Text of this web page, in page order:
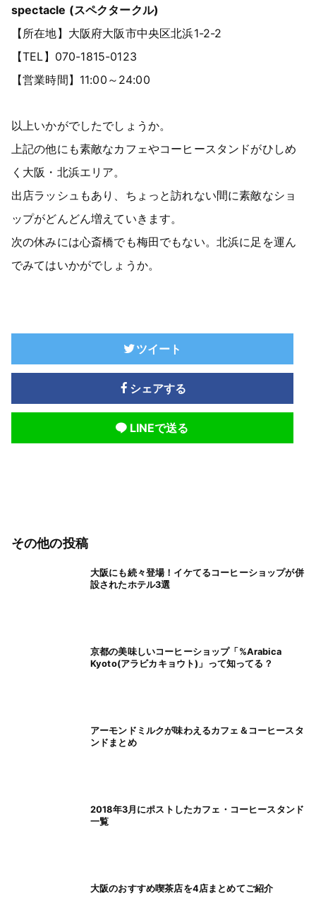
spectacle (スペクタークル)
【所在地】大阪府大阪市中央区北浜1-2-2
【TEL】070-1815-0123
【営業時間】11:00～24:00
以上いかがでしたでしょうか。
上記の他にも素敵なカフェやコーヒースタンドがひしめ
く大阪・北浜エリア。
出店ラッシュもあり、ちょっと訪れない間に素敵なショ
ップがどんどん増えていきます。
次の休みには心斎橋でも梅田でもない。北浜に足を運ん
でみてはいかがでしょうか。
ツイート
シェアする
LINEで送る
その他の投稿
大阪にも続々登場！イケてるコーヒーショップが併
設されたホテル3選
京都の美味しいコーヒーショップ「%Arabica
Kyoto(アラビカキョウト)」って知ってる？
アーモンドミルクが味わえるカフェ＆コーヒースタ
ンドまとめ
2018年3月にポストしたカフェ・コーヒースタンド
一覧
大阪のおすすめ喫茶店を4店まとめてご紹介